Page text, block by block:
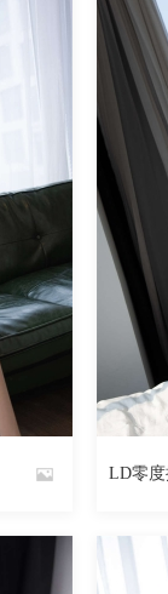
0 回复
魅丝社
LD零度